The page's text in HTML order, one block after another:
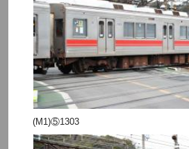
(M1)⑤1303